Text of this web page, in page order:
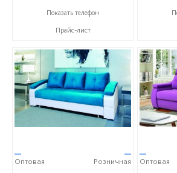
+7 (906) 140-08-08
Показать телефон
Прайс-лист
+7
—
Оптовая
—
Розничная
—
Оптовая